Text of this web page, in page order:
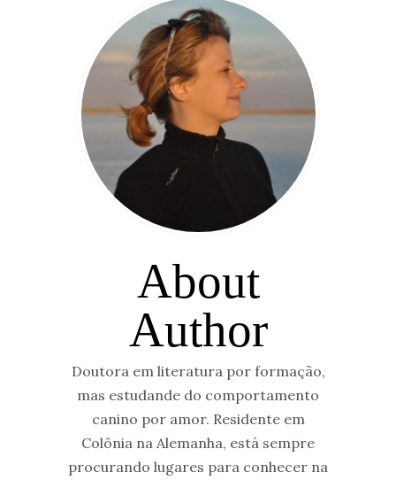
About
Author
Doutora em literatura por formação,
mas estudande do comportamento
canino por amor. Residente em
Colônia na Alemanha, está sempre
procurando lugares para conhecer na